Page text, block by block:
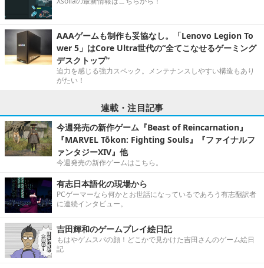
AAAゲームも制作も妥協なし。「Lenovo Legion To
wer 5」はCore Ultra世代の“全てこなせるゲーミング
デスクトップ”
迫力を感じる強力スペック。メンテナンスしやすい構造もあり
がたい！
連載・注目記事
今週発売の新作ゲーム『Beast of Reincarnation』
『MARVEL Tōkon: Fighting Souls』『ファイナルフ
ァンタジーXIV』他
今週発売の新作ゲームはこちら。
有志日本語化の現場から
PCゲーマーなら何かとお世話になっているであろう有志翻訳者
に連続インタビュー。
吉田輝和のゲームプレイ絵日記
もはやゲムスパの顔！どこかで見かけた吉田さんのゲーム絵日
記